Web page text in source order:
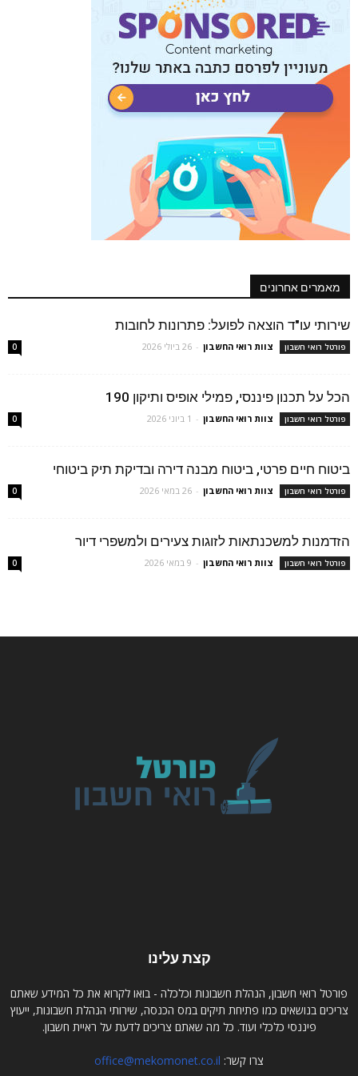
מאמרים אחרונים
שירותי עו"ד הוצאה לפועל: פתרונות לחובות
פורטל רואי חשבון צוות רואי החשבון - 26 ביולי 2026 0
הכל על תכנון פיננסי, פמילי אופיס ותיקון 190
פורטל רואי חשבון צוות רואי החשבון - 1 ביוני 2026 0
ביטוח חיים פרטי, ביטוח מבנה דירה ובדיקת תיק ביטוחי
פורטל רואי חשבון צוות רואי החשבון - 26 במאי 2026 0
הזדמנות למשכנתאות לזוגות צעירים ולמשפרי דיור
פורטל רואי חשבון צוות רואי החשבון - 9 במאי 2026 0
קצת עלינו
פורטל רואי חשבון, הנהלת חשבונות וכלכלה - בואו לקרוא את כל המידע שאתם
צריכים בנושאים כמו פתיחת תיקים במס הכנסה, שירותי הנהלת חשבונות, ייעוץ
פיננסי כלכלי ועוד. כל מה שאתם צריכים לדעת על ראיית חשבון.
צרו קשר: office@mekomonet.co.il